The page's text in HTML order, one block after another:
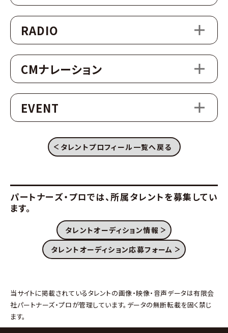
RADIO
CMナレーション
EVENT
タレントプロフィール一覧へ戻る
パートナーズ・プロでは、 所属タレントを募集してい
ます。
タレントオーディション情報
タレントオーディション応募フォーム
当サイトに掲載されているタレントの画像・映像・音声データは有限会
社パートナーズ・プロが管理しています。データの無断転載を固く禁じ
ます。